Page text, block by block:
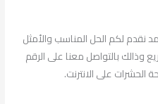
نقدم لكم الحل المناسب والأمثل
وذالك بالتواصل معنا على الرقم